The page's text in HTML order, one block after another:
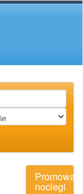
noclegi